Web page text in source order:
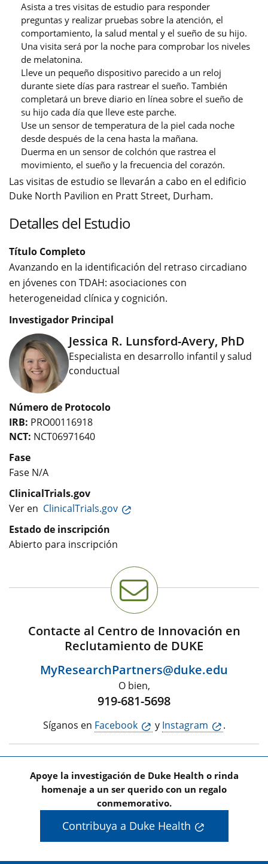
Asista a tres visitas de estudio para responder
preguntas y realizar pruebas sobre la atención, el
comportamiento, la salud mental y el sueño de su hijo.
Una visita será por la noche para comprobar los niveles
de melatonina.
Lleve un pequeño dispositivo parecido a un reloj
durante siete días para rastrear el sueño. También
completará un breve diario en línea sobre el sueño de
su hijo cada día que lleve este parche.
Use un sensor de temperatura de la piel cada noche
desde después de la cena hasta la mañana.
Duerma en un sensor de colchón que rastrea el
movimiento, el sueño y la frecuencia del corazón.
Las visitas de estudio se llevarán a cabo en el edificio
Duke North Pavilion en Pratt Street, Durham.
Detalles del Estudio
Título Completo
Avanzando en la identificación del retraso circadiano
en jóvenes con TDAH: asociaciones con
heterogeneidad clínica y cognición.
Investigador Principal
Jessica R. Lunsford-Avery, PhD
Especialista en desarrollo infantil y salud
conductual
Número de Protocolo
IRB: PRO00116918
NCT: NCT06971640
Fase
Fase N/A
ClinicalTrials.gov
Ver en ClinicalTrials.gov
Estado de inscripción
Abierto para inscripción
Contacte al Centro de Innovación en
Reclutamiento de DUKE
MyResearchPartners@duke.edu
O bien,
919-681-5698
Síganos en Facebook y Instagram .
Apoye la investigación de Duke Health o rinda
homenaje a un ser querido con un regalo
conmemorativo.
Contribuya a Duke Health